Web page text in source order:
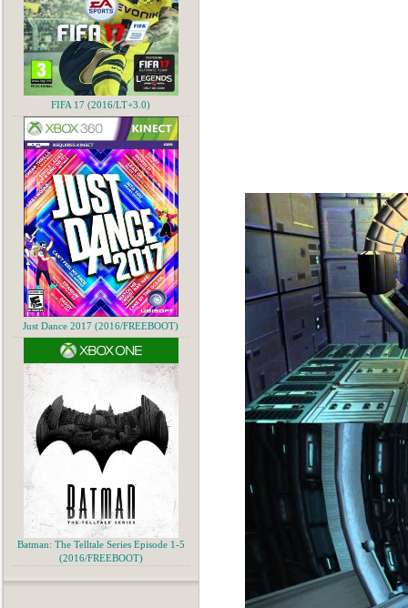
FIFA 17 (2016/LT+3.0)
Just Dance 2017 (2016/FREEBOOT)
Batman: The Telltale Series Episode 1-5
(2016/FREEBOOT)